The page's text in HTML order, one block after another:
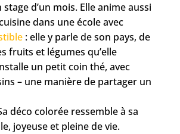
d’un mois. Elle anime aussi
dans une école avec
: elle y parle de son pays, de
fruits et légumes qu’elle
un petit coin thé, avec
– une manière de partager un
déco colorée ressemble à sa
joyeuse et pleine de vie.